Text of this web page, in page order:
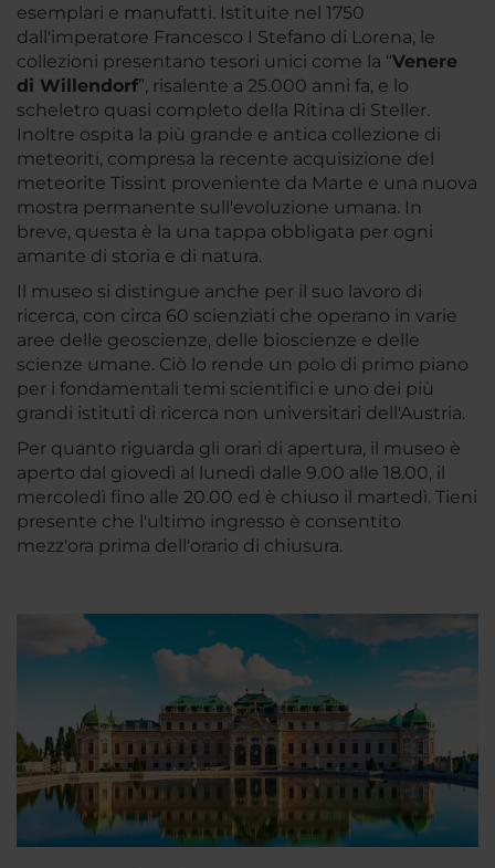
esemplari e manufatti. Istituite nel 1750
dall'imperatore Francesco I Stefano di Lorena, le
collezioni presentano tesori unici come la “Venere
di Willendorf”, risalente a 25.000 anni fa, e lo
scheletro quasi completo della Ritina di Steller.
Inoltre ospita la più grande e antica collezione di
meteoriti, compresa la recente acquisizione del
meteorite Tissint proveniente da Marte e una nuova
mostra permanente sull'evoluzione umana. In
breve, questa è la una tappa obbligata per ogni
amante di storia e di natura.
Il museo si distingue anche per il suo lavoro di
ricerca, con circa 60 scienziati che operano in varie
aree delle geoscienze, delle bioscienze e delle
scienze umane. Ciò lo rende un polo di primo piano
per i fondamentali temi scientifici e uno dei più
grandi istituti di ricerca non universitari dell'Austria.
Per quanto riguarda gli orari di apertura, il museo è
aperto dal giovedì al lunedì dalle 9.00 alle 18.00, il
mercoledì fino alle 20.00 ed è chiuso il martedì. Tieni
presente che l'ultimo ingresso è consentito
mezz'ora prima dell'orario di chiusura.